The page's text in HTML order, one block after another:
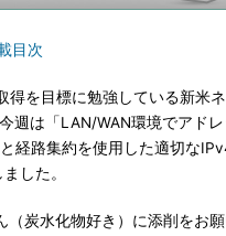
目次
を目標に勉強している新米
週は「LAN/WAN環境でアド
経路集約を使用した適切な
した。
炭水化物好き）に添削をお